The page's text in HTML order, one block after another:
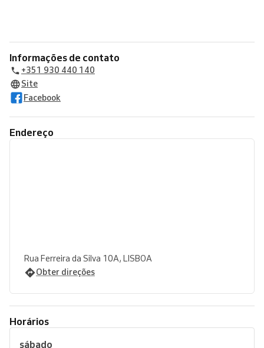
Informações de contato
+351 930 440 140
Site
Facebook
Endereço
Rua Ferreira da Silva 10A, LISBOA
Obter direções
Horários
sábado